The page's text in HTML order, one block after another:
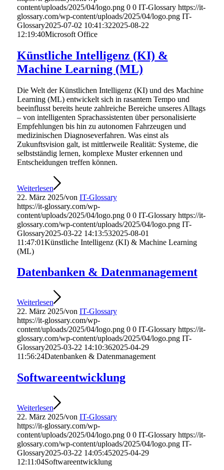
content/uploads/2025/04/logo.png 0 0 IT-Glossary https://it-
glossary.com/wp-content/uploads/2025/04/logo.png IT-
Glossary2025-07-02 10:41:322025-08-22
12:19:40Microsoft Office
Künstliche Intelligenz (KI) &
Machine Learning (ML)
Die Welt der Künstlichen Intelligenz (KI) und des Machine
Learning (ML) entwickelt sich in rasantem Tempo und
beeinflusst bereits heute zahlreiche Bereiche unseres Alltags
– von intelligenten Sprachassistenten über personalisierte
Empfehlungen bis hin zu autonomen Fahrzeugen und
medizinischen Diagnoseverfahren. Was einst als
Zukunftsvision galt, ist mittlerweile Realität: Systeme, die
selbstständig lernen, komplexe Muster erkennen und
Entscheidungen treffen können.
Weiterlesen
22. März 2025/von IT-Glossary
https://it-glossary.com/wp-
content/uploads/2025/04/logo.png 0 0 IT-Glossary https://it-
glossary.com/wp-content/uploads/2025/04/logo.png IT-
Glossary2025-03-22 14:13:532025-08-01
11:47:01Künstliche Intelligenz (KI) & Machine Learning
(ML)
Datenbanken & Datenmanagement
Weiterlesen
22. März 2025/von IT-Glossary
https://it-glossary.com/wp-
content/uploads/2025/04/logo.png 0 0 IT-Glossary https://it-
glossary.com/wp-content/uploads/2025/04/logo.png IT-
Glossary2025-03-22 14:10:362025-04-29
11:56:24Datenbanken & Datenmanagement
Softwareentwicklung
Weiterlesen
22. März 2025/von IT-Glossary
https://it-glossary.com/wp-
content/uploads/2025/04/logo.png 0 0 IT-Glossary https://it-
glossary.com/wp-content/uploads/2025/04/logo.png IT-
Glossary2025-03-22 14:05:452025-04-29
12:11:04Softwareentwicklung